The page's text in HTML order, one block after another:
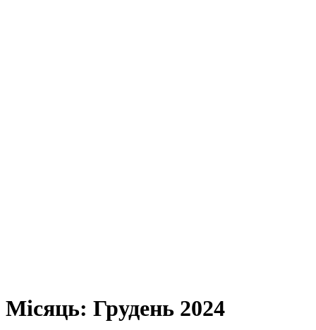
Місяць: Грудень 2024